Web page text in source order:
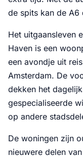
de spits kan de A6
Het uitgaansleven
Haven is een
een avondje uit
Amsterdam. De
dekken het
gespecialiseerde
op andere
De woningen zijn
nieuwere delen